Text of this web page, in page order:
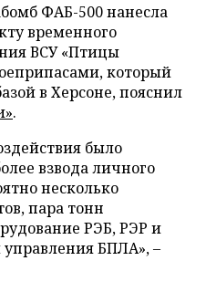
ФАБ-500 нанесла
временного
ВСУ «Птицы
который
в Херсоне, пояснил
.
было
взвода личного
несколько
пара тонн
РЭБ, РЭР и
управления БПЛА», –